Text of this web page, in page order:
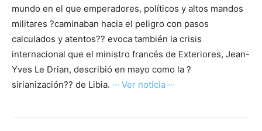
mundo en el que emperadores, políticos y altos mandos
militares ?caminaban hacia el peligro con pasos
calculados y atentos?? evoca también la crisis
internacional que el ministro francés de Exteriores, Jean-
Yves Le Drian, describió en mayo como la ?
sirianización?? de Libia. ··· Ver noticia ···